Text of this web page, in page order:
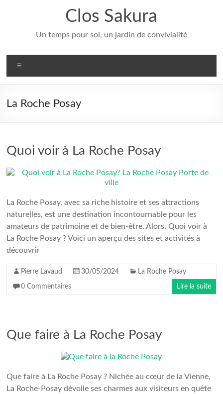
Clos Sakura
Un temps pour soi, un jardin de convivialité
La Roche Posay
Quoi voir à La Roche Posay
La Roche Posay, avec sa riche histoire et ses attractions
naturelles, est une destination incontournable pour les
amateurs de patrimoine et de bien-être. Alors, Quoi voir à
La Roche Posay ? Voici un aperçu des sites et activités à
découvrir
Pierre Lavaud 30/05/2024 La Roche Posay
0 Commentaires Lire la suite
Que faire à La Roche Posay
Que faire à La Roche Posay ? Nichée au cœur de la Vienne,
La Roche-Posay dévoile ses charmes aux visiteurs en quête